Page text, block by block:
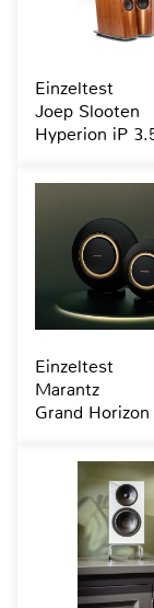
Einzeltest
Joep Slooten
Hyperion iP
Einzeltest
Marantz
Grand Horizon